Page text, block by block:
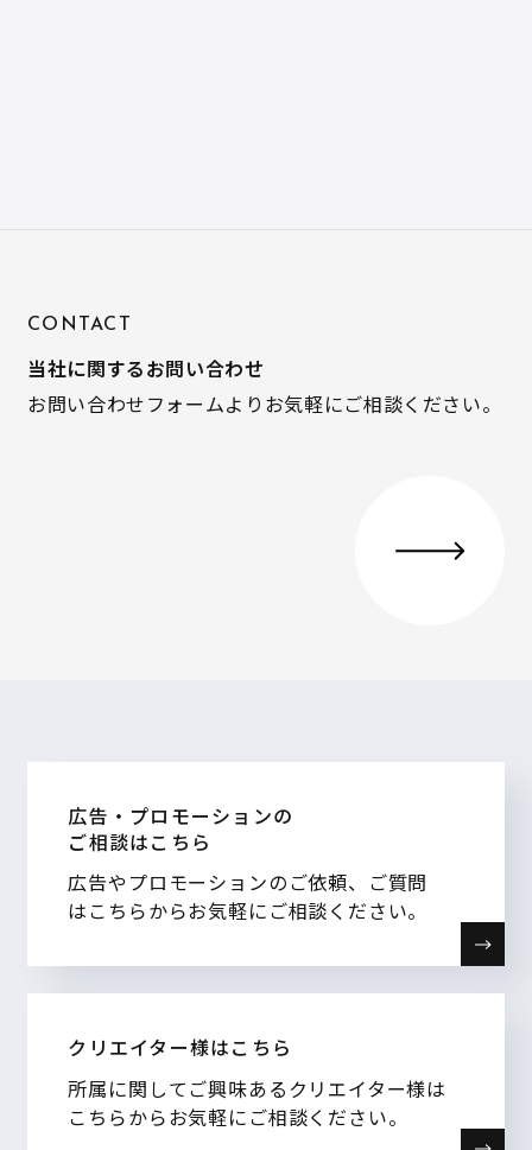
CONTACT
当社に関するお問い合わせ
お問い合わせフォームよりお気軽にご相談ください。
広告・プロモーションの
ご相談はこちら
広告やプロモーションのご依頼、ご質問
はこちらからお気軽にご相談ください。
クリエイター様はこちら
所属に関してご興味あるクリエイター様は
こちらからお気軽にご相談ください。